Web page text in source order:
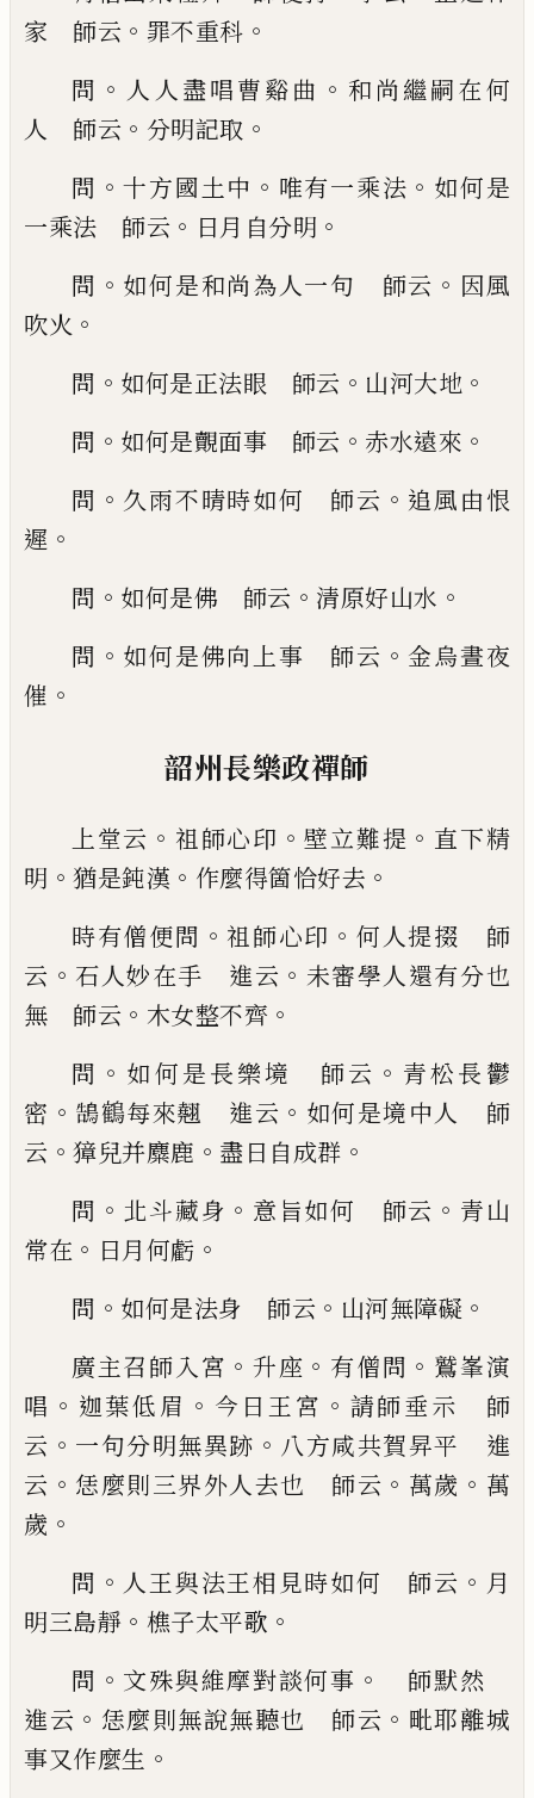
家 師云 。 罪不重科 。
問 。 人人盡唱曹谿曲 。 和尚繼嗣在何
人 師云 。 分明記取 。
問 。十方國土中 。 唯有一乘法 。 如何是
一乘法 師云 。 日月自分明 。
問 。 如何是和尚為人一句 師云 。 因風
吹火 。
問 。 如何是正法眼 師云 。 山河大地 。
問 。 如何是覿面事 師云 。 赤水遠來 。
問 。 久雨不晴時如何 師云 。 追風由恨
遲 。
問 。 如何是佛 師云 。 清原好山水 。
問 。 如何是佛向上事 師云 。 金烏晝夜
催 。
韶州長樂政禪師
上堂云 。 祖師心印 。壁立難提 。 直下精
明 。 猶是鈍漢 。 作麼得箇恰好去 。
時有僧便問 。 祖師心印 。 何人提掇 師
云 。 石人妙在手 進云 。 未審學人還有分也
無 師云 。 木女整不齊 。
問 。 如何是長樂境 師云 。 青松長 鬱
密 。 鵠鶴每來翹 進云 。 如何是境中人 師
云 。 獐兒并麋鹿 。 盡日自成群 。
問 。 北斗藏身 。 意旨如何 師云 。 青山
常在 。 日月何虧 。
問 。 如何是法身 師云 。 山河無障礙 。
廣主召師入宮 。升座 。 有僧問 。 鷲峯演
唱 。 迦葉低眉 。 今 日王宮 。 請師垂示 師
云 。 一句分明無異跡 。 八方咸共賀昇平 進
云 。 恁麼則三界外人去也 師云 。 萬歲 。 萬
歲 。
問 。 人王與法王相見時如何 師云 。 月
明三島靜 。 樵子太平歌 。
問 。 文殊與維摩對談何事 。
師默然
進云 。 恁麼則無說無聽也 師云 。 毗耶離城
事又作麼生 。